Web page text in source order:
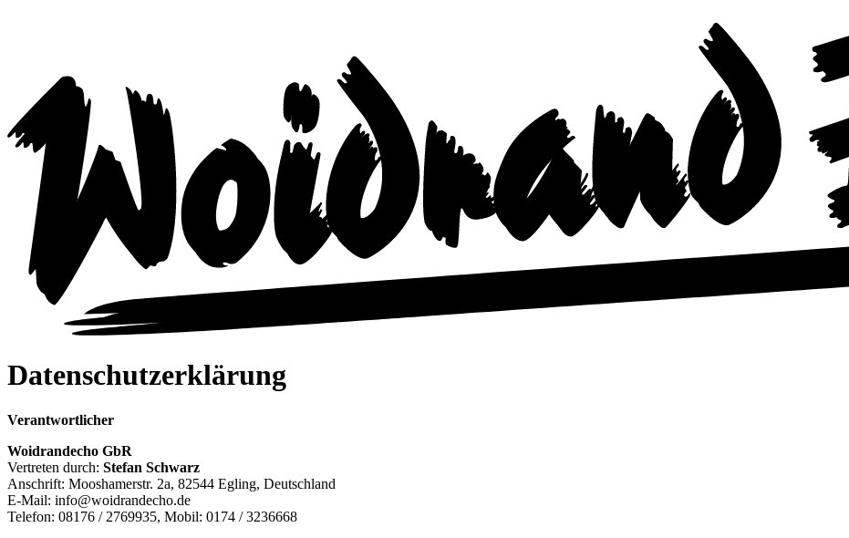
Datenschutzerklärung
Verantwortlicher
Woidrandecho GbR
Vertreten durch: Stefan Schwarz
Anschrift: Mooshamerstr. 2a, 82544 Egling, Deutschland
E-Mail: info@woidrandecho.de
Telefon: 08176 / 2769935, Mobil: 0174 / 3236668